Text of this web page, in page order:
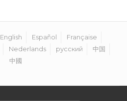
English Español
Française
Nederlands русский
中国
中國